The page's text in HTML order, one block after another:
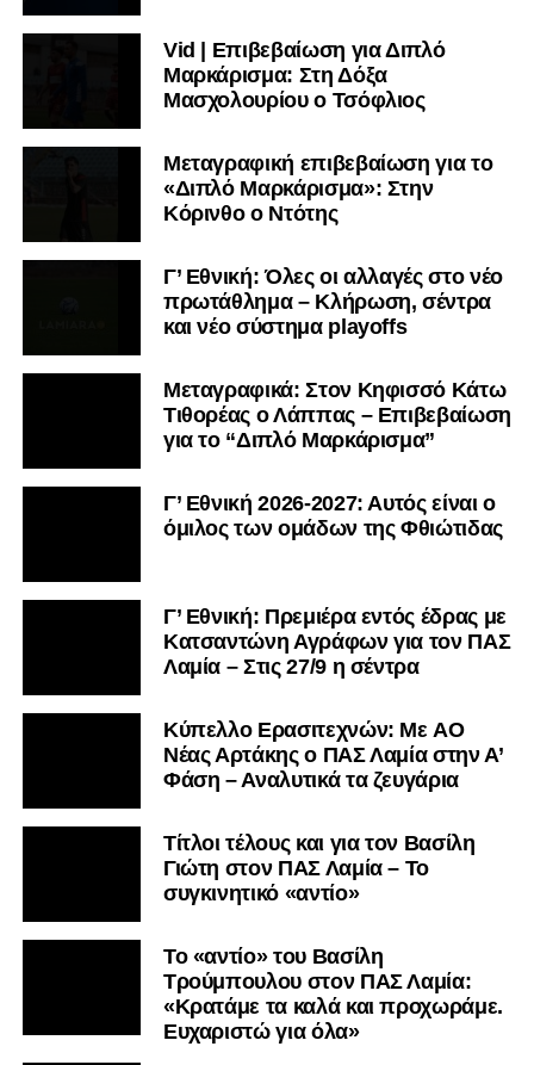
Vid | Επιβεβαίωση για Διπλό
Μαρκάρισμα: Στη Δόξα
Μασχολουρίου ο Τσόφλιος
Μεταγραφική επιβεβαίωση για το
«Διπλό Μαρκάρισμα»: Στην
Κόρινθο ο Ντότης
Γ’ Εθνική: Όλες οι αλλαγές στο νέο
πρωτάθλημα – Κλήρωση, σέντρα
και νέο σύστημα playoffs
Μεταγραφικά: Στον Κηφισσό Κάτω
Τιθορέας ο Λάππας – Επιβεβαίωση
για το “Διπλό Μαρκάρισμα”
Γ’ Εθνική 2026-2027: Αυτός είναι ο
όμιλος των ομάδων της Φθιώτιδας
Γ’ Εθνική: Πρεμιέρα εντός έδρας με
Κατσαντώνη Αγράφων για τον ΠΑΣ
Λαμία – Στις 27/9 η σέντρα
Kύπελλο Ερασιτεχνών: Με AO
Nέας Αρτάκης ο ΠΑΣ Λαμία στην Α’
Φάση – Αναλυτικά τα ζευγάρια
Τίτλοι τέλους και για τον Βασίλη
Γιώτη στον ΠΑΣ Λαμία – Το
συγκινητικό «αντίο»
Το «αντίο» του Βασίλη
Τρούμπουλου στον ΠΑΣ Λαμία:
«Κρατάμε τα καλά και προχωράμε.
Ευχαριστώ για όλα»